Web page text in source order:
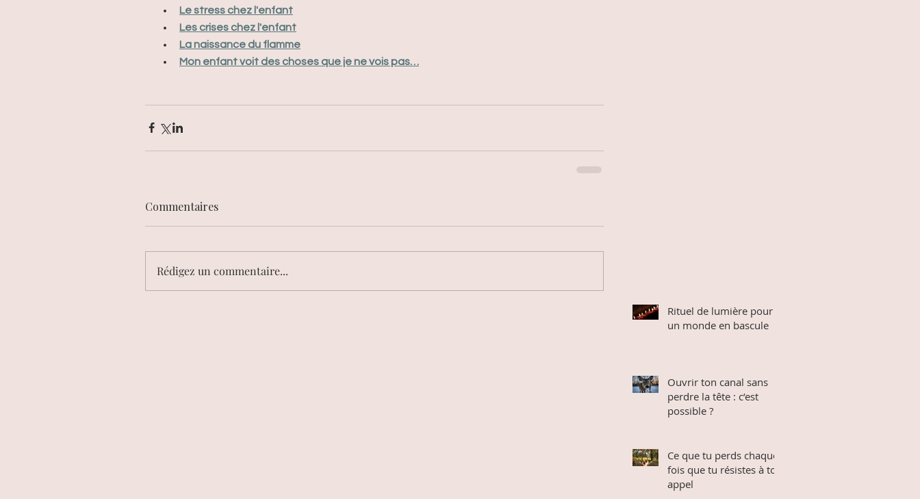
Le stress chez l'enfant
Les crises chez l'enfant
La naissance du flamme
Mon enfant voit des choses que je ne vois pas…
Commentaires
Rédigez un commentaire...
Rituel de lumière pour
un monde en bascule
Ouvrir ton canal sans
perdre la tête : c’est
possible ?
Ce que tu perds chaque
fois que tu résistes à ton
appel